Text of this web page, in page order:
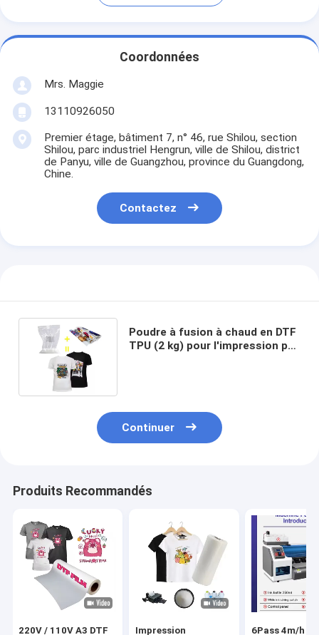
Coordonnées
Mrs. Maggie
13110926050
Premier étage, bâtiment 7, n° 46, rue Shilou, section
Shilou, parc industriel Hengrun, ville de Shilou, district
de Panyu, ville de Guangzhou, province du Guangdong,
Chine.
Contactez
Poudre à fusion à chaud en DTF
TPU (2 kg) pour l'impression par
Continuer
Produits Recommandés
220V / 110V A3 DTF Impression 6Pass 4m/h